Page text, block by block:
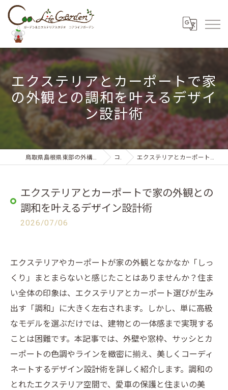
エクステリアとカーポートで家
の外観との調和を叶えるデザイ
ン設計術
鳥取県島根県東部の外構・エクステリアならコアライフガーデン コラム エクステリアとカーポートで家の外観との調和を叶えるデザイン設計術
エクステリアとカーポートで家の外観との
調和を叶えるデザイン設計術
2026/07/06
エクステリアやカーポートが家の外観となかなか「しっ
くり」まとまらないと感じたことはありませんか？住ま
い全体の印象は、エクステリアとカーポート選びが生み
出す「調和」に大きく左右されます。しかし、単に高級
なモデルを選ぶだけでは、建物との一体感まで実現する
ことは困難です。本記事では、外壁や窓枠、サッシとカ
ーポートの色調やラインを緻密に揃え、美しくコーディ
ネートするデザイン設計術を詳しく紹介します。調和の
とれたエクステリア空間で、愛車の保護と住まいの美